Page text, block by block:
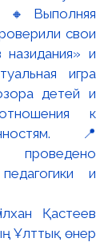
🔸Выполняя
свои
и
игра
детей и
к
📍
проведено
и